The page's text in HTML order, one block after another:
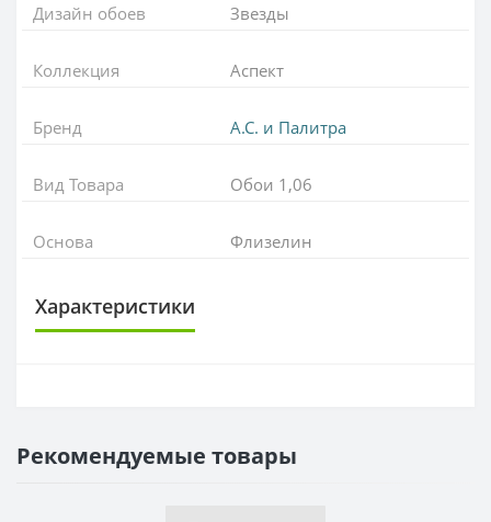
Дизайн обоев Звезды
Коллекция Аспект
Бренд А.С. и Палитра
Вид Товара Обои 1,06
Основа Флизелин
Характеристики
РАППОРТ
Рекомендуемые товары